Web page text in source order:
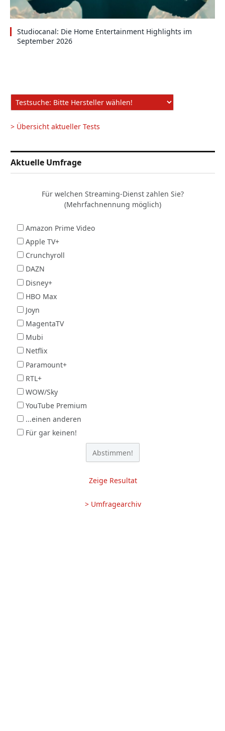
Studiocanal: Die Home Entertainment Highlights im
September 2026
> Übersicht aktueller Tests
Aktuelle Umfrage
Für welchen Streaming-Dienst zahlen Sie?
(Mehrfachnennung möglich)
Amazon Prime Video
Apple TV+
Crunchyroll
DAZN
Disney+
HBO Max
Joyn
MagentaTV
Mubi
Netflix
Paramount+
RTL+
WOW/Sky
YouTube Premium
...einen anderen
Für gar keinen!
Zeige Resultat
> Umfragearchiv